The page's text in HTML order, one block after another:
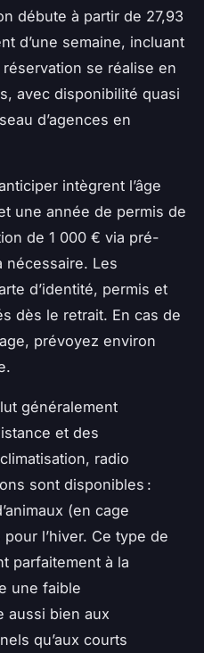
débute à partir de 27,93
d’une semaine, incluant
se réalise en
avec disponibilité quasi
d’agences en
intègrent l’âge
une année de permis de
de 1 000 € via pré-
nécessaire. Les
d’identité, permis et
dès le retrait. En cas de
prévoyez environ
généralement
et des
radio
sont disponibles :
(en cage
l’hiver. Ce type de
parfaitement à la
une faible
aussi bien aux
qu’aux courts